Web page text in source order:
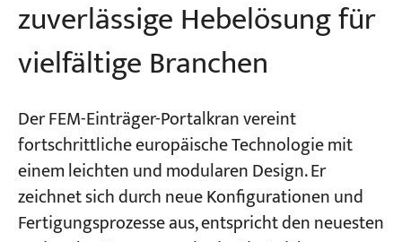
zuverlässige Hebelösung für
vielfältige Branchen
Der FEM-Einträger-Portalkran vereint
fortschrittliche europäische Technologie mit
einem leichten und modularen Design. Er
zeichnet sich durch neue Konfigurationen und
Fertigungsprozesse aus, entspricht den neuesten